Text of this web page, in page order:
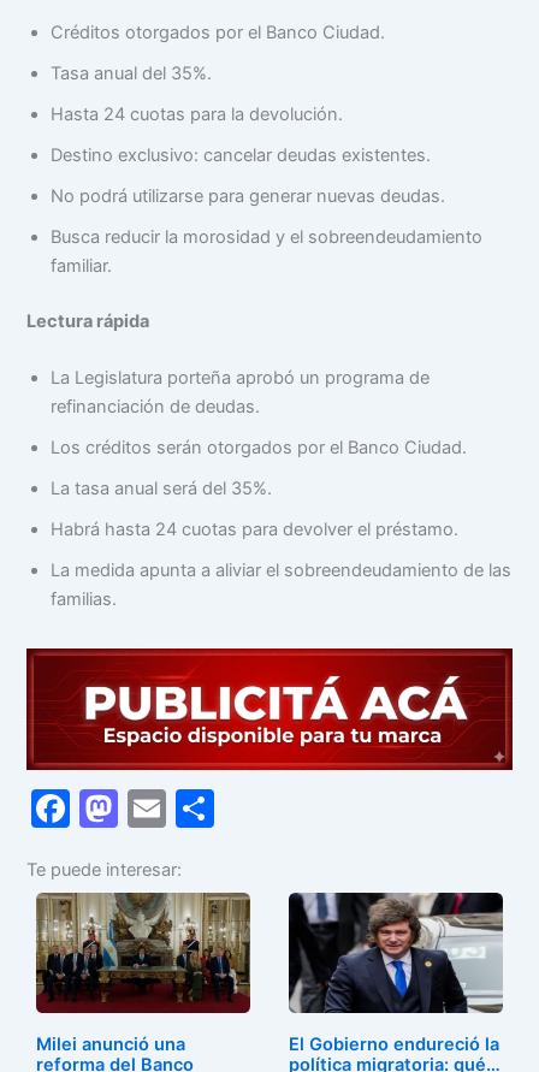
Créditos otorgados por el Banco Ciudad.
Tasa anual del 35%.
Hasta 24 cuotas para la devolución.
Destino exclusivo: cancelar deudas existentes.
No podrá utilizarse para generar nuevas deudas.
Busca reducir la morosidad y el sobreendeudamiento
familiar.
Lectura rápida
La Legislatura porteña aprobó un programa de
refinanciación de deudas.
Los créditos serán otorgados por el Banco Ciudad.
La tasa anual será del 35%.
Habrá hasta 24 cuotas para devolver el préstamo.
La medida apunta a aliviar el sobreendeudamiento de las
familias.
F
c
e
b
o
o
M
st
o
d
o
n
E
ai
l
m
p
ar
tir
Te puede interesar:
Milei anunció una
reforma del Banco
El Gobierno endureció la
política migratoria: qué…